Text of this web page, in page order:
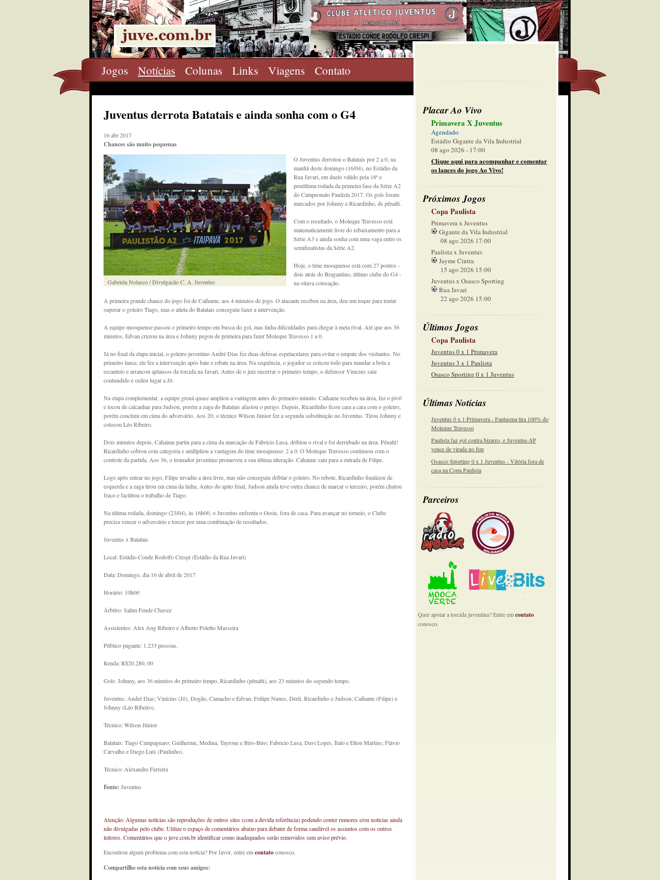
Jogos Notícias Colunas Links Viagens Contato
Placar Ao Vivo
Primavera X Juventus
Agendado
Estádio Gigante da Vila Industrial
08 ago 2026 - 17:00
Clique aqui para acompanhar e comentar
os lances do jogo Ao Vivo!
Próximos Jogos
Copa Paulista
Primavera x Juventus
Gigante da Vila Industrial
08 ago 2026 17:00
Paulista x Juventus
Jayme Cintra
15 ago 2026 15:00
Juventus x Osasco Sporting
Rua Javari
22 ago 2026 15:00
Últimos Jogos
Copa Paulista
Juventus 0 x 1 Primavera
Juventus 3 x 1 Paulista
Osasco Sporting 0 x 1 Juventus
Últimas Notícias
Juventus 0 x 1 Primavera - Fantasma tira 100% do
Moleque Travesso
Paulista faz gol contra bizarro, e Juventus-SP
vence de virada no fim
Osasco Sporting 0 x 1 Juventus - Vitória fora de
casa na Copa Paulista
Parceiros
Quer apoiar a torcida juventina? Entre emcontato
conosco.
Juventus derrota Batatais e ainda sonha com o G4
16 abr 2017
Chances são muito pequenas
Gabriela Nolasco / Divulgacão C. A. Juventus
O Juventus derrotou o Batatais por 2 a 0, na
manhã deste domingo (16/04), no Estádio da
Rua Javari, em duelo válido pela 18ª e
penúltima rodada da primeira fase da Série A2
do Campeonato Paulista 2017. Os gols foram
marcados por Johnny e Ricardinho, de pênalti.
Com o resultado, o Moleque Travesso está
matematicamente livre do rebaixamento para a
Série A3 e ainda sonha com uma vaga entre os
semifinalistas da Série A2.
Hoje, o time mooquense está com 27 pontos -
dois atrás do Bragantino, último clube do G4 -
na oitava colocação.
A primeira grande chance do jogo foi de Caihame, aos 4 minutos de jogo. O atacante recebeu na área, deu um toque para tentar
superar o goleiro Tiago, mas o atleta do Batatais conseguiu fazer a intervenção.
A equipe mooquense passou o primeiro tempo em busca do gol, mas tinha dificuldades para chegar à meta rival. Até que aos 36
minutos, Edvan cruzou na área e Johnny pegou de primeira para fazer Moleque Travesso 1 a 0.
Já no final da etapa inicial, o goleiro juventino André Dias fez duas defesas espetaculares para evitar o empate dos visitantes. No
primeiro lance, ele fez a intervenção após bate e rebate na área. Na sequência, o jogador se esticou todo para mandar a bola a
escanteio e arrancou aplausos da torcida na Javari. Antes de o juiz encerrar o primeiro tempo, o defensor Vinicius saiu
contundido e cedeu lugar a Jô.
Na etapa complementar, a equipe grená quase ampliou a vantagem antes do primeiro minuto. Caihame recebeu na área, fez o pivô
e tocou de calcanhar para Judson, porém a zaga do Batatais afastou o perigo. Depois, Ricardinho ficou cara a cara com o goleiro,
porém concluiu em cima do adversário. Aos 20, o técnico Wilson Júnior fez a segunda substituição no Juventus. Tirou Johnny e
colocou Léo Ribeiro.
Dois minutos depois, Cahaime partiu para a cima da marcação de Fabrício Lusa, driblou o rival e foi derrubado na área. Pênalti!
Ricardinho cobrou com categoria e amlllpliou a vantagem do time mooquense: 2 a 0. O Moleque Travesso continuou com o
controle da partida. Aos 36, o treinador juventino promoveu a sua última alteração. Cahaime saiu para a entrada de Filipe.
Logo após entrar no jogo, Filipe invadiu a área livre, mas não conseguiu driblar o goleiro. No rebote, Ricardinho finalizou de
esquerda e a zaga tirou em cima da linha. Antes do apito final, Judson ainda teve outra chance de marcar o terceiro, porém chutou
fraco e facilitou o trabalho de Tiago.
Na última rodada, domingo (23/04), às 16h00, o Juventus enfrenta o Oeste, fora de casa. Para avançar no torneio, o Clube
precisa vencer o adversário e torcer por uma combinação de resultados.
Juventus x Batatais
Local: Estádio Conde Rodolfo Crespi (Estádio da Rua Javari)
Data: Domingo, dia 16 de abril de 2017
Horário: 10h00
Árbitro: Salim Fende Chavez
Assistentes: Alex Ang Ribeiro e Alberto Poletto Masseira
Público pagante: 1.233 pessoas.
Renda: R$20.280, 00
Gols: Johnny, aos 36 minutos do primeiro tempo, Ricardinho (pênalti), aos 23 minutos do segundo tempo.
Juventus: André Dias; Vinícius (Jô), Dogão, Camacho e Edvan; Fellipe Nunes, Derli, Ricardinho e Judson; Caihame (Filipe) e
Johnny (Léo Ribeiro).
Técnico: Wilson Júnior
Batatais: Tiago Campagnaro; Guilherme, Medina, Tayrone e Biro-Biro; Fabricio Lusa, Davi Lopes, Ítalo e Elton Martins; Flávio
Carvalho e Diego Luís (Paulinho).
Técnico: Alexandre Ferreira
Fonte: Juventus
Atenção: Algumas notícias são reproduções de outros sites (com a devida referência) podendo conter rumores e/ou notícias ainda
não divulgadas pelo clube. Utilize o espaço de comentários abaixo para debater de forma saudável os assuntos com os outros
leitores. Comentários que o juve.com.br identificar como inadequados serão removidos sem aviso prévio.
Encontrou algum problema com esta notícia? Por favor, entre emcontatoconosco.
Compartilhe esta notícia com seus amigos: